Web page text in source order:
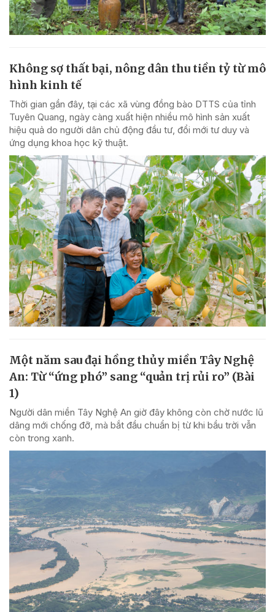
Không sợ thất bại, nông dân thu tiền tỷ từ mô
hình kinh tế
Thời gian gần đây, tại các xã vùng đồng bào DTTS của tỉnh
Tuyên Quang, ngày càng xuất hiện nhiều mô hình sản xuất
hiệu quả do người dân chủ động đầu tư, đổi mới tư duy và
ứng dụng khoa học kỹ thuật.
Một năm sau đại hồng thủy miền Tây Nghệ
An: Từ “ứng phó” sang “quản trị rủi ro” (Bài
1)
Người dân miền Tây Nghệ An giờ đây không còn chờ nước lũ
dâng mới chống đỡ, mà bắt đầu chuẩn bị từ khi bầu trời vẫn
còn trong xanh.